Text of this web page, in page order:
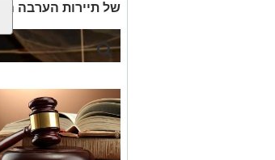
של תיירות הערבה